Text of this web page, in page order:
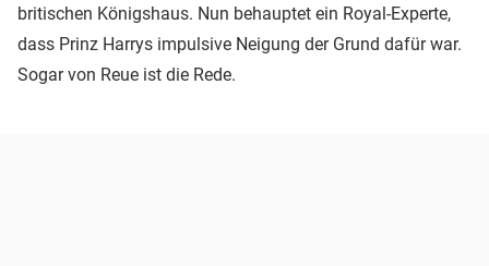
britischen Königshaus. Nun behauptet ein Royal-Experte,
dass Prinz Harrys impulsive Neigung der Grund dafür war.
Sogar von Reue ist die Rede.